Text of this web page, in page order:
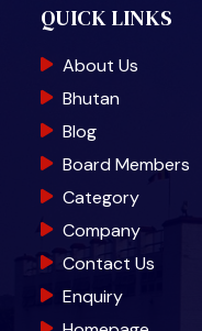
QUICK LINKS
About Us
Bhutan
Blog
Board Members
Category
Company
Contact Us
Enquiry